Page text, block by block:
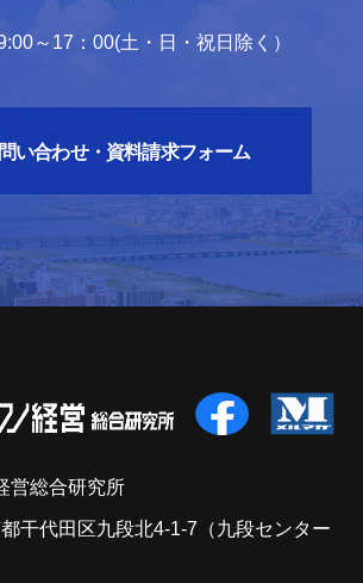
～17：00(土・日・祝日除く）
い合わせ・資料請求フォーム
営総合研究所
干代田区九段北4-1-7（九段センター